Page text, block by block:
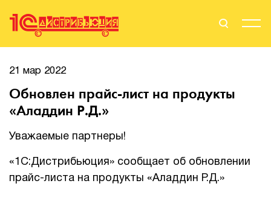
Поиск
Стать Партнером
Вендоры
21 мар 2022
Обновлен прайс-лист на продукты
«Аладдин Р.Д.»
Уважаемые партнеры!
«1С:Дистрибьюция» сообщает об обновлении
прайс-листа на продукты «Аладдин Р.Д.»